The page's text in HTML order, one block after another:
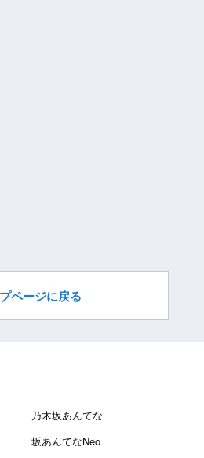
ページに戻る
乃木坂あんてな
坂あんてなNeo